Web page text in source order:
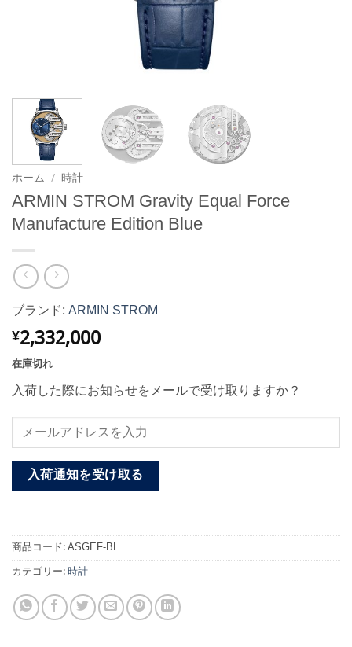
ホーム / 時計
ARMIN STROM Gravity Equal Force
Manufacture Edition Blue
ブランド:ARMIN STROM
¥2,332,000
在庫切れ
入荷した際にお知らせをメールで受け取りますか？
入荷通知を受け取る
商品コード:ASGEF-BL
カテゴリー:時計